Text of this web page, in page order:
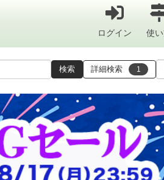
ログイン 使
検索 詳細検索 1